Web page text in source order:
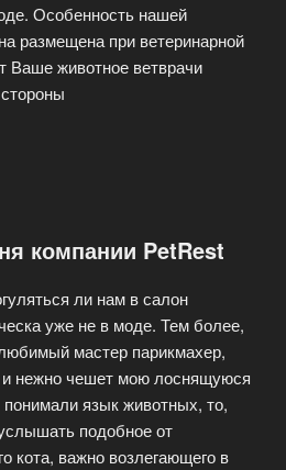
Особенность нашей
размещена при ветеринарной
Ваше животное ветврачи
компании PetRest
ли нам в салон
уже не в моде. Тем более,
мастер парикмахер,
и нежно чешет мою лоснящуюся
язык животных, то,
подобное от
кота, важно возлегающего в